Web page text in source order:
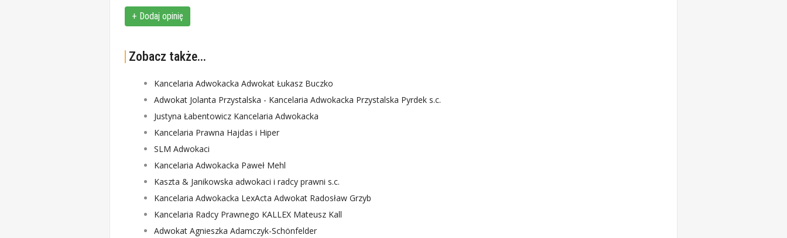
+ Dodaj opinię
Zobacz także...
Kancelaria Adwokacka Adwokat Łukasz Buczko
Adwokat Jolanta Przystalska - Kancelaria Adwokacka Przystalska Pyrdek s.c.
Justyna Łabentowicz Kancelaria Adwokacka
Kancelaria Prawna Hajdas i Hiper
SLM Adwokaci
Kancelaria Adwokacka Paweł Mehl
Kaszta & Janikowska adwokaci i radcy prawni s.c.
Kancelaria Adwokacka LexActa Adwokat Radosław Grzyb
Kancelaria Radcy Prawnego KALLEX Mateusz Kall
Adwokat Agnieszka Adamczyk-Schönfelder